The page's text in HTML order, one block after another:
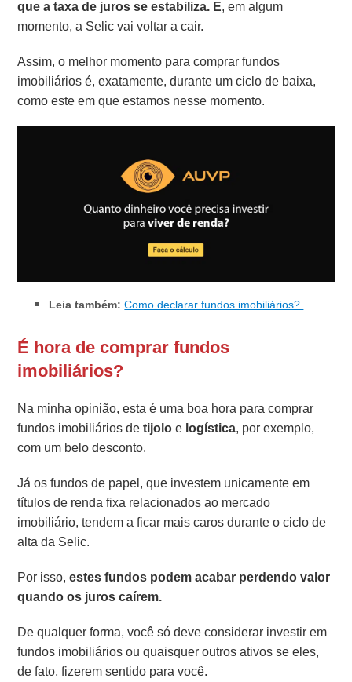
que a taxa de juros se estabiliza. E, em algum
momento, a Selic vai voltar a cair.
Assim, o melhor momento para comprar fundos
imobiliários é, exatamente, durante um ciclo de baixa,
como este em que estamos nesse momento.
Leia também: Como declarar fundos imobiliários?
É hora de comprar fundos
imobiliários?
Na minha opinião, esta é uma boa hora para comprar
fundos imobiliários detijoloe logística, por exemplo,
com um belo desconto.
Já os fundos de papel, que investem unicamente em
títulos de renda fixa relacionados ao mercado
imobiliário, tendem a ficar mais caros durante o ciclo de
alta da Selic.
Por isso, estes fundos podem acabar perdendo valor
quando os juros caírem.
De qualquer forma, você só deve considerar investir em
fundos imobiliários ou quaisquer outros ativos se eles,
de fato, fizerem sentido para você.